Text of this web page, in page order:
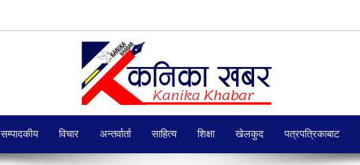
सम्पादकीय विचार अन्तर्वार्ता साहित्य शिक्षा खेलकुद पत्रपत्रिकाबाट